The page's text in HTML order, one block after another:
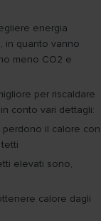
energia
in quanto vanno
meno CO2 e
per riscaldare
conto vari dettagli:
il calore con
elevati sono,
calore dagli